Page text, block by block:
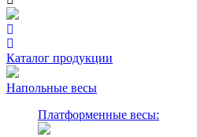
Каталог продукции
Напольные весы
Платформенные весы: